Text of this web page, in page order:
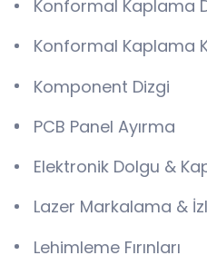
Konformal Kaplama
Konformal Kaplama
Komponent Dizgi
PCB Panel Ayırma
Elektronik Dolgu &
Lazer Markalama &
Lehimleme Fırınları